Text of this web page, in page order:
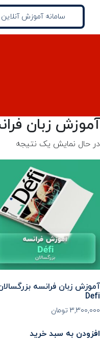
سامانه آموزش آنلاین
آموزش زبان
در حال نمایش یک نتیجه
آموزش زبان فرانسه
Defi
۳,۳۰۰,۰۰۰ تومان
افزودن به سبد خرید